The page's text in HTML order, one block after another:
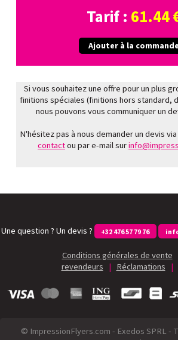
Tarif : 61.44
Ajouter à la commande
Si vous souhaitez une offre pour un plus
finitions spéciales (finitions hors standard,
nous pouvons vous communiquer un
N'hésitez pas à nous demander un devis
contactou par e-mail sur
Une question ? Un devis ? +32 476 57 79 76
Conditions générales de vente
revendeurs
| Réclamations |
© ImpressionFlyers.com - Exedos SPRL -